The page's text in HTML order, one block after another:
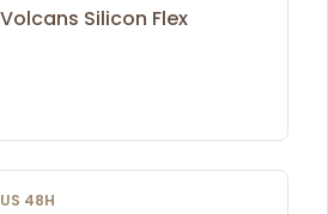
Silicon Flex
48H